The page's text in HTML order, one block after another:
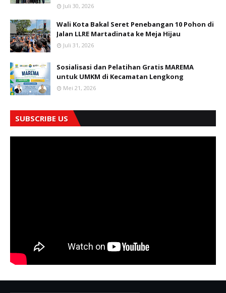
Juli 30, 2026
Wali Kota Bakal Seret Penebangan 10 Pohon di
Jalan LLRE Martadinata ke Meja Hijau
Juli 31, 2026
Sosialisasi dan Pelatihan Gratis MAREMA
untuk UMKM di Kecamatan Lengkong
Mei 21, 2026
SUBSCRIBE US